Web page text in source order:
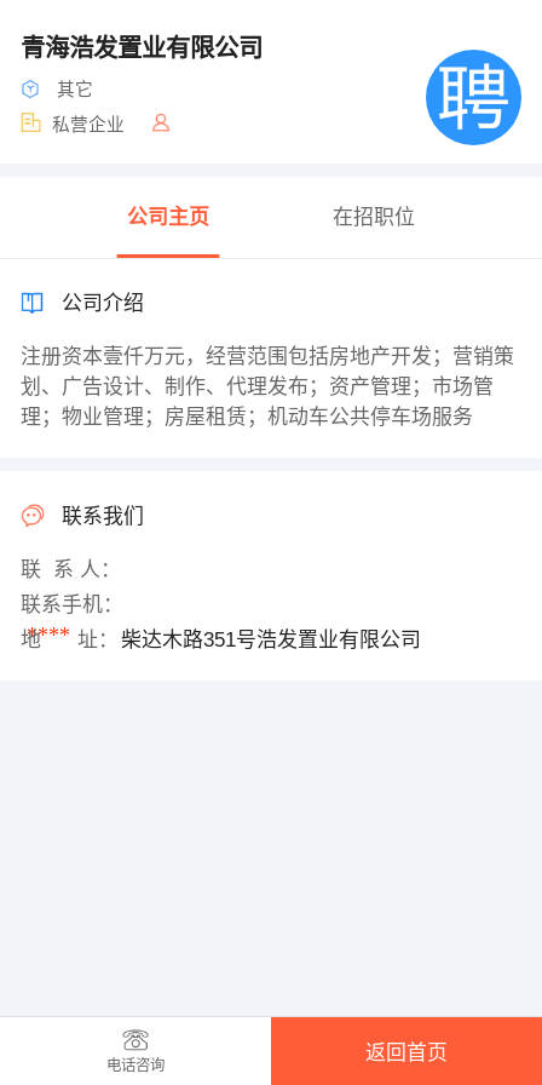
青海浩发置业有限公司
其它
私营企业
公司主页 在招职位
公司介绍
注册资本壹仟万元，经营范围包括房地产开发；营销策
划、广告设计、制作、代理发布；资产管理；市场管
理；物业管理；房屋租赁；机动车公共停车场服务
联系我们
联 系 人：
联系手机：
****
地 址： 柴达木路351号浩发置业有限公司
电话咨询
返回首页